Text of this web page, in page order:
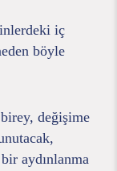
iç
böyle
değişime
aydınlanma